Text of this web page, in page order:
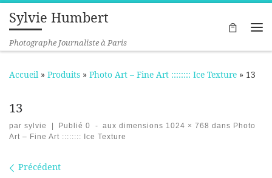
Passer au contenu
Sylvie Humbert
Photographe Journaliste à Paris
Accueil » Produits » Photo Art – Fine Art :::::::: Ice Texture » 13
13
par sylvie Publié0 - aux dimensions 1024 × 768 dans Photo
Art – Fine Art :::::::: Ice Texture
Navigation des images
Précédent